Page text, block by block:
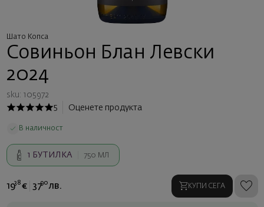
Шато Копса
Совиньон Блан Левски
2024
sku: 105972
5
Оценете продукта
В наличност
1 БУТИЛКА 750 МЛ
1938 € 3790 лв. КУПИ СЕГА